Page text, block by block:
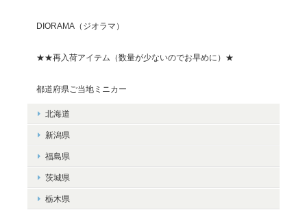
DIORAMA（ジオラマ）
★★再入荷アイテム（数量が少ないのでお早めに）★
都道府県ご当地ミニカー
北海道
新潟県
福島県
茨城県
栃木県